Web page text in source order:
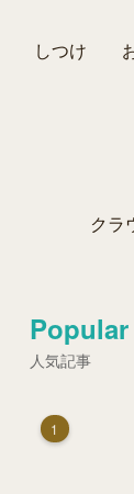
しつけ
クラ
人気記事
1